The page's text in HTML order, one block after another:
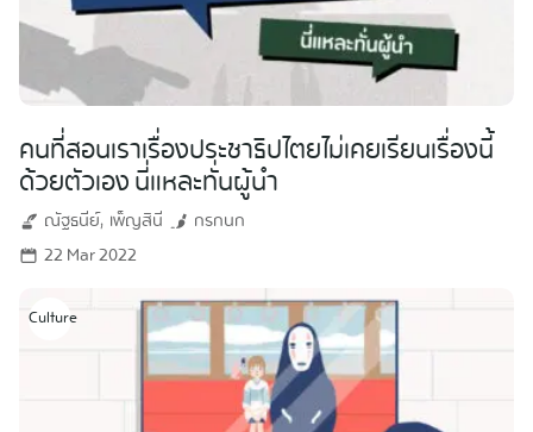
คนที่สอนเราเรื่องประชาธิปไตยไม่เคยเรียนเรื่องนี้
ด้วยตัวเอง นี่แหละทั่นผู้นำ
ณัฐธนีย์ เพ็ญสินี
กรกนก
22 Mar 2022
Culture